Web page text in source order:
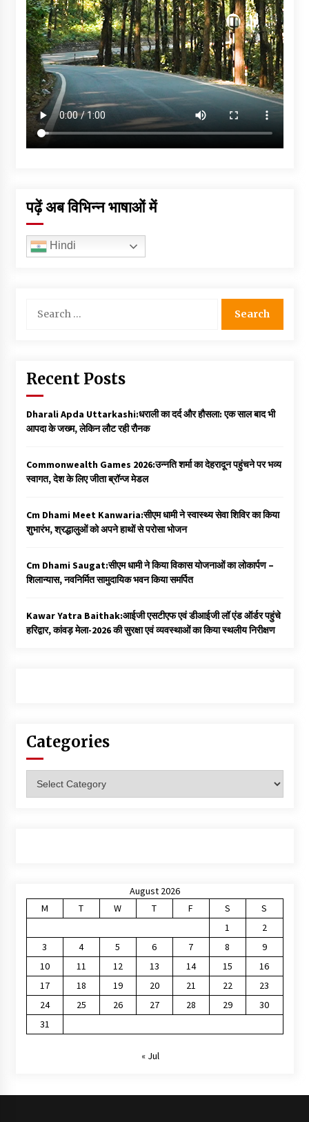
पढ़ें अब विभिन्न भाषाओं में
Hindi
for:
Recent Posts
Dharali Apda Uttarkashi:धराली का दर्द और हौसला: एक साल बाद भी
आपदा के जख्म, लेकिन लौट रही रौनक
Commonwealth Games 2026:उन्नति शर्मा का देहरादून पहुंचने पर भव्य
स्वागत, देश के लिए जीता ब्रॉन्ज मेडल
Cm Dhami Meet Kanwaria:सीएम धामी ने स्वास्थ्य सेवा शिविर का किया
शुभारंभ, श्रद्धालुओं को अपने हाथों से परोसा भोजन
Cm Dhami Saugat:सीएम धामी ने किया विकास योजनाओं का लोकार्पण –
शिलान्यास, नवनिर्मित सामुदायिक भवन किया समर्पित
Kawar Yatra Baithak:आईजी एसटीएफ एवं डीआईजी लॉ एंड ऑर्डर पहुंचे
हरिद्वार, कांवड़ मेला-2026 की सुरक्षा एवं व्यवस्थाओं का किया स्थलीय निरीक्षण
Categories
August 2026
M
T W T F S
S
1
2
3
4 5 6 7 8
9
10
11 12 13 14 15
16
17
18 19 20 21 22
23
24
25 26 27 28 29
30
31
« Jul